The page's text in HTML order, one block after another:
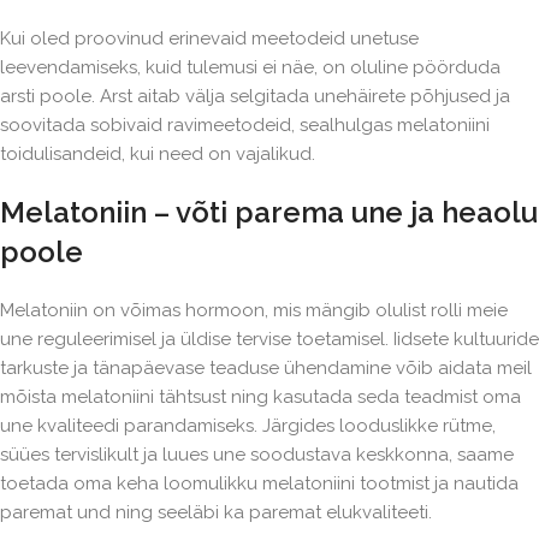
Kui oled proovinud erinevaid meetodeid unetuse
leevendamiseks, kuid tulemusi ei näe, on oluline pöörduda
arsti poole. Arst aitab välja selgitada unehäirete põhjused ja
soovitada sobivaid ravimeetodeid, sealhulgas melatoniini
toidulisandeid, kui need on vajalikud.
Melatoniin – võti parema une ja heaolu
poole
Melatoniin on võimas hormoon, mis mängib olulist rolli meie
une reguleerimisel ja üldise tervise toetamisel. Iidsete kultuuride
tarkuste ja tänapäevase teaduse ühendamine võib aidata meil
mõista melatoniini tähtsust ning kasutada seda teadmist oma
une kvaliteedi parandamiseks. Järgides looduslikke rütme,
süües tervislikult ja luues une soodustava keskkonna, saame
toetada oma keha loomulikku melatoniini tootmist ja nautida
paremat und ning seeläbi ka paremat elukvaliteeti.